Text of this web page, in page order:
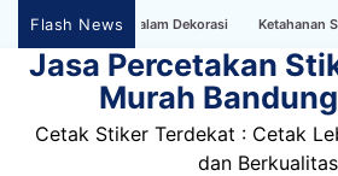
Skip
content
Flash News
Batas dalam Dekorasi Ketahanan Stiker
Jasa Percetakan
Murah
Cetak Stiker Terdekat : Cetak
dan